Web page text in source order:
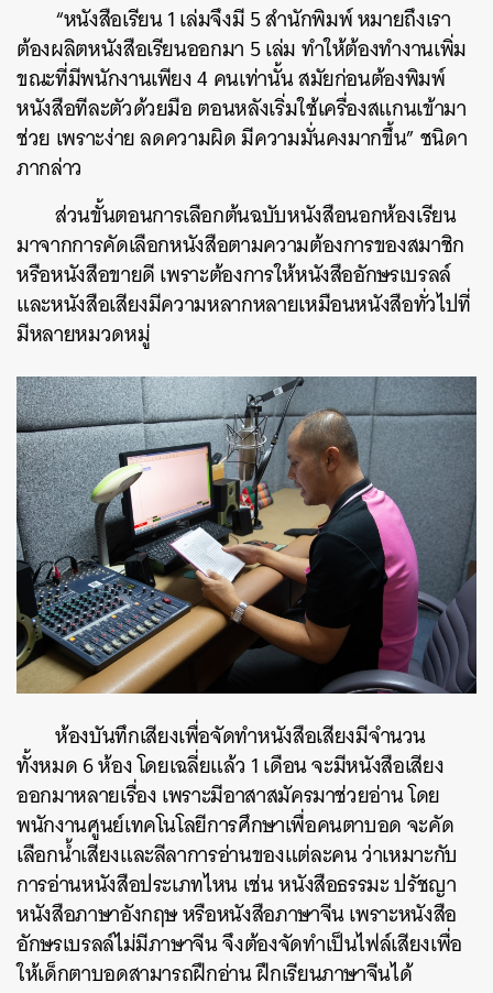
“หนังสือเรียน 1 เล่มจึงมี 5 สำนักพิมพ์ หมายถึงเรา
ต้องผลิตหนังสือเรียนออกมา 5 เล่ม ทำให้ต้องทำงานเพิ่ม
ขณะที่มีพนักงานเพียง 4 คนเท่านั้น สมัยก่อนต้องพิมพ์
หนังสือทีละตัวด้วยมือ ตอนหลังเริ่มใช้เครื่องสแกนเข้ามา
ช่วย เพราะง่าย ลดความผิด มีความมั่นคงมากขึ้น” ชนิดา
ภากล่าว
ส่วนขั้นตอนการเลือกต้นฉบับหนังสือนอกห้องเรียน
มาจากการคัดเลือกหนังสือตามความต้องการของสมาชิก
หรือหนังสือขายดี เพราะต้องการให้หนังสืออักษรเบรลล์
และหนังสือเสียงมีความหลากหลายเหมือนหนังสือทั่วไปที่
มีหลายหมวดหมู่
ห้องบันทึกเสียงเพื่อจัดทำหนังสือเสียงมีจำนวน
ทั้งหมด 6 ห้อง โดยเฉลี่ยแล้ว 1 เดือน จะมีหนังสือเสียง
ออกมาหลายเรื่อง เพราะมีอาสาสมัครมาช่วยอ่าน โดย
พนักงานศูนย์เทคโนโลยีการศึกษาเพื่อคนตาบอด จะคัด
เลือกน้ำเสียงและลีลาการอ่านของแต่ละคน ว่าเหมาะกับ
การอ่านหนังสือประเภทไหน เช่น หนังสือธรรมะ ปรัชญา
หนังสือภาษาอังกฤษ หรือหนังสือภาษาจีน เพราะหนังสือ
อักษรเบรลล์ไม่มีภาษาจีน จึงต้องจัดทำเป็นไฟล์เสียงเพื่อ
ให้เด็กตาบอดสามารถฝึกอ่าน ฝึกเรียนภาษาจีนได้